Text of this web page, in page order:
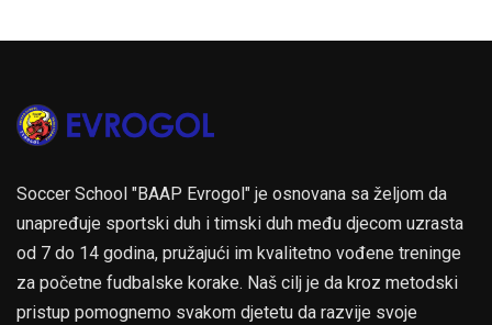
Soccer School "BAAP Evrogol" je osnovana sa željom da
unapređuje sportski duh i timski duh među djecom uzrasta
od 7 do 14 godina, pružajući im kvalitetno vođene treninge
za početne fudbalske korake. Naš cilj je da kroz metodski
pristup pomognemo svakom djetetu da razvije svoje